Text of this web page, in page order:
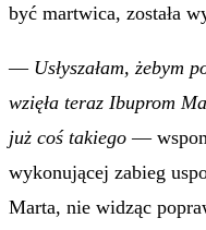
być martwica, została
— Usłyszałam, żebym
wzięła teraz Ibuprom
już coś takiego —
wykonującej zabieg
Marta, nie widząc